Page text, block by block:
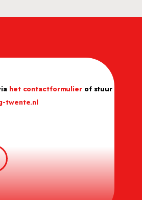
het contactformulierof stuur
twente.nl